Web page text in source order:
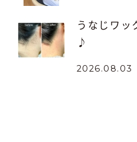
うなじワッ
♪
2026.08.03